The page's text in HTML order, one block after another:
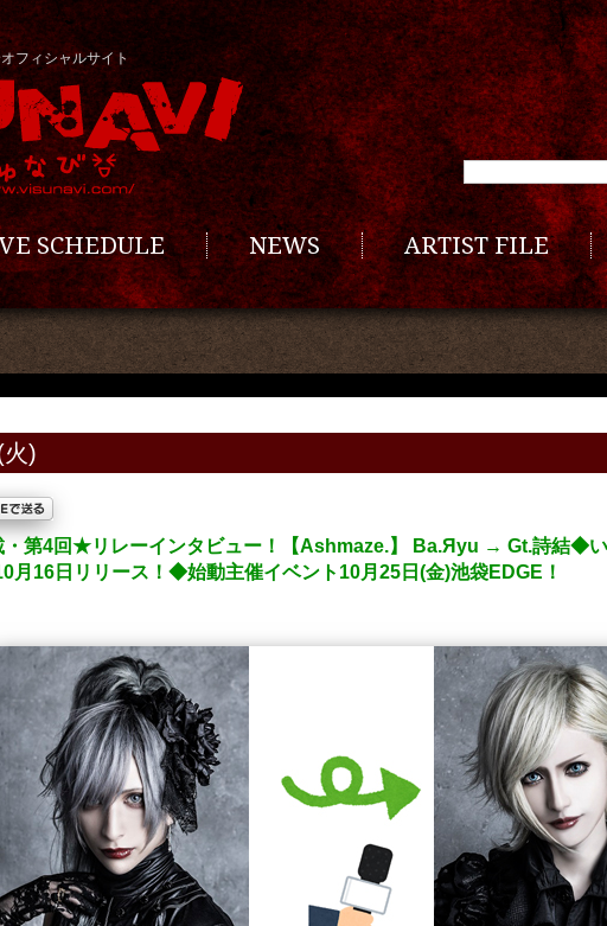
フィシャルサイト
SCHEDULE NEWS ARTIST FILE
)
・第4回★リレーインタビュー！【Ashmaze.】 Ba.Яyu → Gt.詩結◆
月16日リリース！◆始動主催イベント10月25日(金)池袋EDGE！